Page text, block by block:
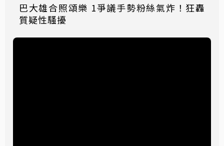
巴大雄合照頌樂 1爭議手勢粉絲氣炸！狂轟
質疑性騷擾